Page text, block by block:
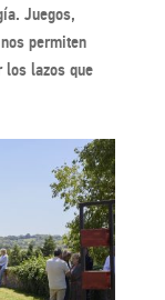
Juegos,
permiten
los lazos que